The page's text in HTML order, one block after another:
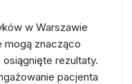
w Warszawie
mogą znacząco
rezultaty.
pacjenta